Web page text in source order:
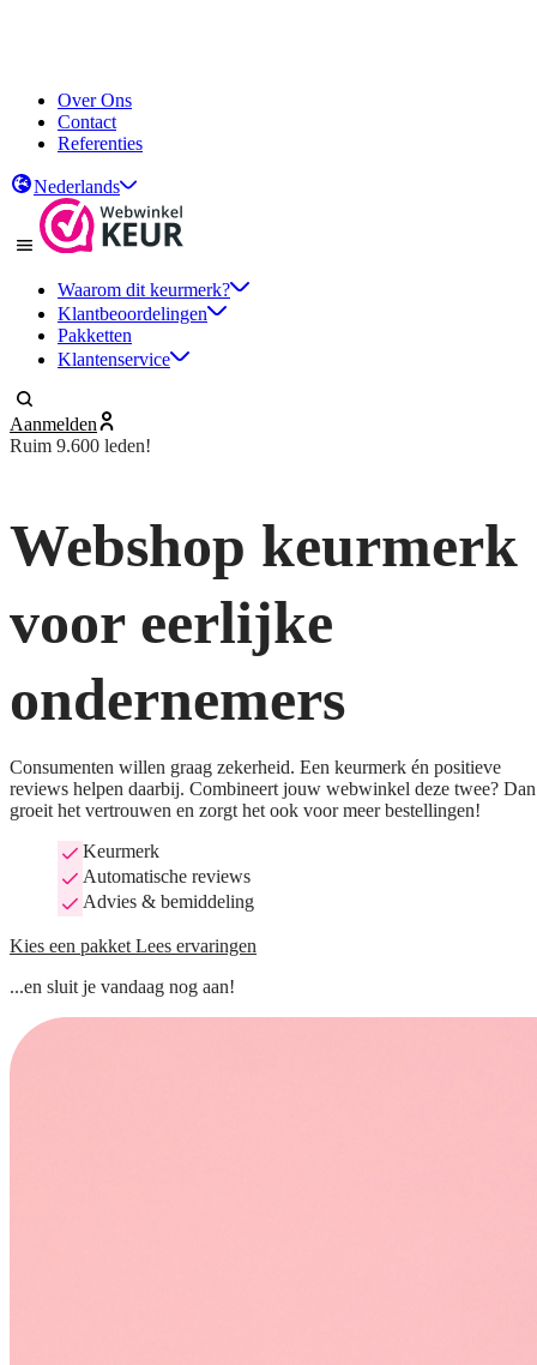
Over Ons
Contact
Referenties
Nederlands
Waarom dit keurmerk?
Klantbeoordelingen
Pakketten
Klantenservice
Aanmelden
Ruim 9.600 leden!
Webshop keurmerk
voor eerlijke
ondernemers
Consumenten willen graag zekerheid. Een keurmerk én positieve
reviews helpen daarbij. Combineert jouw webwinkel deze twee? Dan
groeit het vertrouwen en zorgt het ook voor meer bestellingen!
Keurmerk
Automatische reviews
Advies & bemiddeling
Kies een pakket Lees ervaringen
...en sluit je vandaag nog aan!